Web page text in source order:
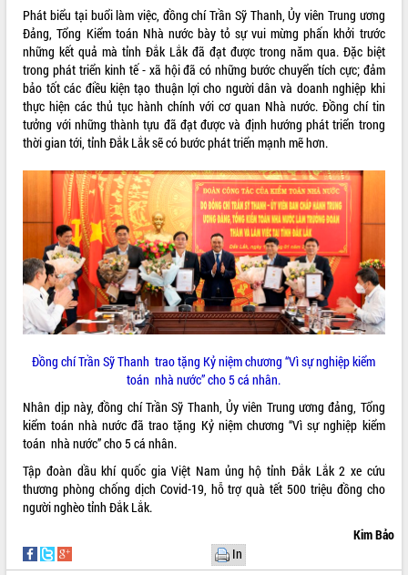
Kỳ họp thứ Hai, Hội đồng nhân dân
tỉnh khóa XI quyết nghị nhiều nội dung
quan trọng
Bí thư Tỉnh ủy Lương Nguyễn Minh
Triết thăm, tặng quà người có công với
cách mạng
Rà soát, hoàn thiện hệ thống thiết chế
văn hóa, thể thao đáp ứng yêu cầu
Thường trực HĐND tỉnh Đắk Lắk gặp
mặt Đoàn chuyên gia y tế TP. Hồ Chí
Minh
Lễ truy điệu và an táng hài cốt liệt sĩ
tại Nghĩa trang Liệt sĩ xã Sơn Hòa
Bàn giải pháp tháo gỡ khó khăn trong
xuất khẩu sầu riêng và triển khai quy
định EUDR
trường Nguyễn Hoàng Hiệp khảo sát
vùng trồng và doanh nghiệp đóng gói
sầu riêng tại Đắk Lắk
Trình diễn nghệ thuật chế biến các
món ăn từ sầu riêng
Đắk Lắk công bố Quy hoạch và xúc
tiến đầu tư tỉnh
Ngành cá ngừ Đắk Lắk chủ động thích
Diễn đàn Kinh tế tư nhân Việt Nam đột
phá cơ chế - Hợp tác công tư
LIÊN KẾT WEB
THỐNG KÊ TRUY CẬP
Hôm nay: 22931
66136045
Phát biểu tại buổi làm việc, đồng chí Trần Sỹ Thanh, Ủy viên Trung ương
Đảng, Tổng Kiểm toán Nhà nước bày tỏ sự vui mừng phấn khởi trước
những kết quả mà tỉnh Đắk Lắk đã đạt được trong năm qua. Đặc biệt
trong phát triển kinh tế - xã hội đã có những bước chuyển tích cực; đảm
bảo tốt các điều kiện tạo thuận lợi cho người dân và doanh nghiệp khi
thực hiện các thủ tục hành chính với cơ quan Nhà nước. Đồng chí tin
tưởng với những thành tựu đã đạt được và định hướng phát triển trong
thời gian tới, tỉnh Đắk Lắk sẽ có bước phát triển mạnh mẽ hơn.
Đồng chí Trần Sỹ Thanh trao tặng Kỷ niệm chương “Vì sự nghiệp kiểm
toán nhà nước” cho 5 cá nhân.
Nhân dịp này, đồng chí Trần Sỹ Thanh, Ủy viên Trung ương đảng, Tổng
kiểm toán nhà nước đã trao tặng Kỷ niệm chương “Vì sự nghiệp kiểm
toán nhà nước” cho 5 cá nhân.
Tập đoàn dầu khí quốc gia Việt Nam ủng hộ tỉnh Đắk Lắk 2 xe cứu
thương phòng chống dịch Covid-19, hỗ trợ quà tết 500 triệu đồng cho
người nghèo tỉnh Đắk Lắk.
Kim Bảo
In